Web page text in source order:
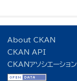
About CKAN
CKAN API
CKANアソシエーション